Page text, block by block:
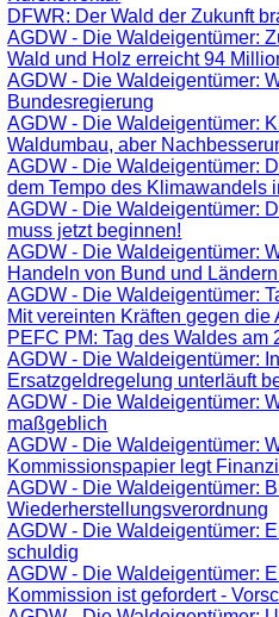
DFWR: Der Wald der Zukunft
AGDW - Die Waldeigentümer:
Wald und Holz erreicht 94
AGDW - Die Waldeigentümer:
Bundesregierung
AGDW - Die Waldeigentümer:
Waldumbau, aber
AGDW - Die Waldeigentümer:
dem Tempo des Klimawandels
AGDW - Die Waldeigentümer:
muss jetzt beginnen!
AGDW - Die Waldeigentümer:
Handeln von Bund und
AGDW - Die Waldeigentümer:
Mit vereinten Kräften gegen
PEFC PM: Tag des Waldes am
AGDW - Die Waldeigentümer:
Ersatzgeldregelung unterläuft
AGDW - Die Waldeigentümer:
maßgeblich
AGDW - Die Waldeigentümer:
Kommissionspapier legt
AGDW - Die Waldeigentümer:
Wiederherstellungsverordnung
AGDW - Die Waldeigentümer:
schuldig
AGDW - Die Waldeigentümer:
Kommission ist gefordert -